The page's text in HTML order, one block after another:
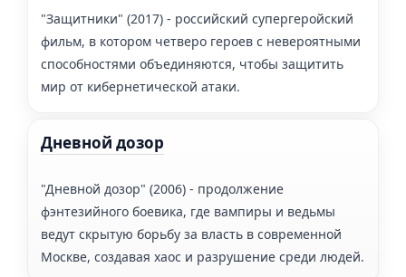
"Защитники" (2017) - российский супергеройский
фильм, в котором четверо героев с невероятными
способностями объединяются, чтобы защитить
мир от кибернетической атаки.
Дневной дозор
"Дневной дозор" (2006) - продолжение
фэнтезийного боевика, где вампиры и ведьмы
ведут скрытую борьбу за власть в современной
Москве, создавая хаос и разрушение среди людей.